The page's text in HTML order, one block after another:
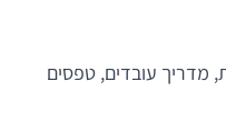
מדריך עובדים, טפסים